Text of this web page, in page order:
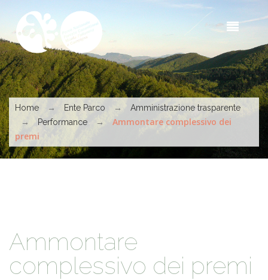
You are here
Home → Ente Parco → Amministrazione trasparente
→ Performance →
Ammontare complessivo dei
premi
Ammontare
complessivo dei premi